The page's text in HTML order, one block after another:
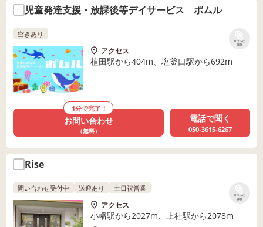
児童発達支援・放課後等デイサービス ポムル
リストに
保存
空きあり
アクセス
植田駅から404m、塩釜口駅から692m
1分で完了！
お問い合わせ
（無料）
電話で聞く
050-3615-6267
Rise
リストに
保存
問い合わせ受付中 送迎あり 土日祝営業
アクセス
小幡駅から2027m、上社駅から2078m